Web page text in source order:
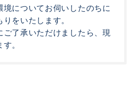
境についてお伺いしたのちに
をいたします。
ご了承いただけましたら、現
。